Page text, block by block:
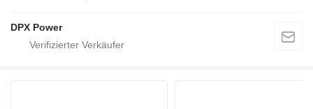
DPX Power